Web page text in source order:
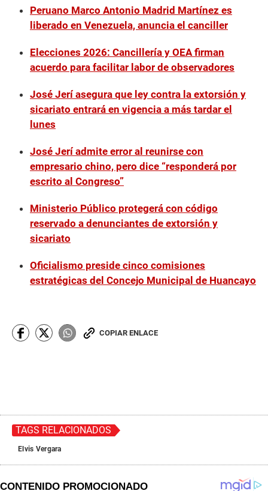
Peruano Marco Antonio Madrid Martínez es
liberado en Venezuela, anuncia el canciller
Elecciones 2026: Cancillería y OEA firman
acuerdo para facilitar labor de observadores
José Jerí asegura que ley contra la extorsión y
sicariato entrará en vigencia a más tardar el
lunes
José Jerí admite error al reunirse con
empresario chino, pero dice “responderá por
escrito al Congreso”
Ministerio Público protegerá con código
reservado a denunciantes de extorsión y
sicariato
Oficialismo preside cinco comisiones
estratégicas del Concejo Municipal de Huancayo
COPIAR ENLACE
TAGS RELACIONADOS
Elvis Vergara